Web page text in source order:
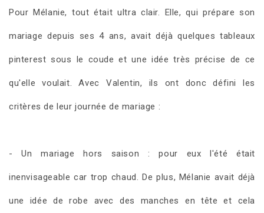
Pour Mélanie, tout était ultra clair. Elle, qui prépare son
mariage depuis ses 4 ans, avait déjà quelques tableaux
pinterest sous le coude et une idée très précise de ce
qu'elle voulait. Avec Valentin, ils ont donc défini les
critères de leur journée de mariage :
- Un mariage hors saison : pour eux l'été était
inenvisageable car trop chaud. De plus, Mélanie avait déjà
une idée de robe avec des manches en tête et cela